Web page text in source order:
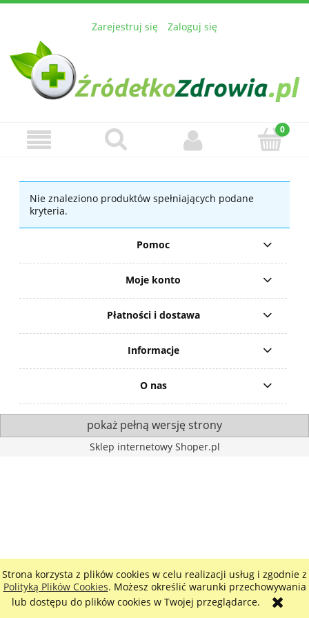
Strona korzysta z plików cookies w celu realizacji usług i zgodnie z
Polityką Plików Cookies. Możesz określić warunki przechowywania
lub dostępu do plików cookies w Twojej przeglądarce.
Zarejestruj się Zaloguj się
Nie znaleziono produktów spełniających podane
kryteria.
Pomoc
Moje konto
Płatności i dostawa
Informacje
O nas
pokaż pełną wersję strony
Sklep internetowy Shoper.pl